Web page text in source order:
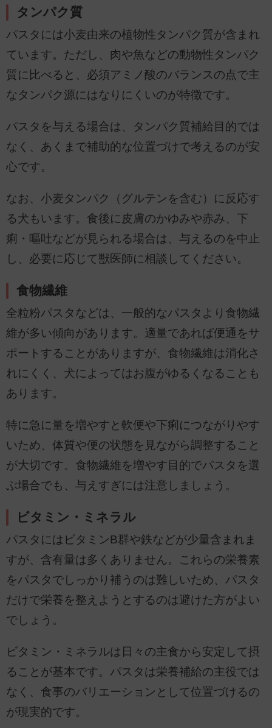
タンパク質
パスタには小麦由来の植物性タンパク質が含まれ
ています。ただし、肉や魚などの動物性タンパク
質に比べると、必須アミノ酸のバランスの点で主
なタンパク源にはなりにくいのが特徴です。
パスタを与える場合は、タンパク質補給目的では
なく、あくまで補助的な位置づけで考えるのが安
心です。
なお、小麦タンパク（グルテンを含む）に反応す
る犬もいます。食後に皮膚のかゆみや赤み、下
痢・嘔吐などが見られる場合は、与えるのを中止
し、必要に応じて獣医師に相談してください。
食物繊維
全粒粉パスタなどは、一般的なパスタより食物繊
維が多い傾向があります。適量であれば便通をサ
ポートすることがありますが、食物繊維は消化さ
れにくく、犬によってはお腹がゆるくなることも
あります。
特に急に量を増やすと軟便や下痢につながりやす
いため、体質や便の状態を見ながら調整すること
が大切です。食物繊維を増やす目的でパスタを選
ぶ場合でも、与えすぎには注意しましょう。
ビタミン・ミネラル
パスタにはビタミンB群や鉄などが少量含まれま
すが、含有量は多くありません。これらの栄養素
をパスタでしっかり補うのは難しいため、パスタ
だけで栄養を整えようとするのは避けた方がよい
でしょう。
ビタミン・ミネラルは日々の主食から安定して摂
ることが基本です。パスタは栄養補給の主役では
なく、食事のバリエーションとして位置づけるの
が現実的です。